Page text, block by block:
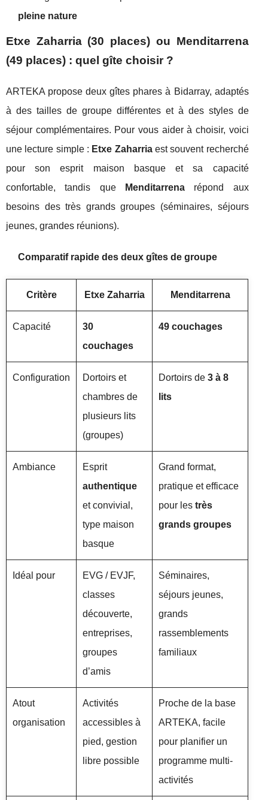
pleine nature
Etxe Zaharria (30 places) ou Menditarrena
(49 places) : quel gîte choisir ?
ARTEKA propose deux gîtes phares à Bidarray, adaptés
à des tailles de groupe différentes et à des styles de
séjour complémentaires. Pour vous aider à choisir, voici
une lecture simple : Etxe Zaharriaest souvent recherché
pour son esprit maison basque et sa capacité
confortable, tandis que
Menditarrenarépond aux
besoins des très grands groupes (séminaires, séjours
jeunes, grandes réunions).
Comparatif rapide des deux gîtes de groupe
Critère Etxe Zaharria Menditarrena
Capacité
30
couchages
49 couchages
Configuration
Dortoirs et
chambres de
plusieurs lits
(groupes)
Dortoirs de 3 à 8
lits
Ambiance
Esprit
authentique
et convivial,
type maison
basque
Grand format,
pratique et efficace
pour les très
grands groupes
Idéal pour
EVG / EVJF,
classes
découverte,
entreprises,
groupes
d’amis
Séminaires,
séjours jeunes,
grands
rassemblements
familiaux
Atout
organisation
Activités
accessibles à
pied, gestion
libre possible
Proche de la base
ARTEKA, facile
pour planifier un
programme multi-
activités